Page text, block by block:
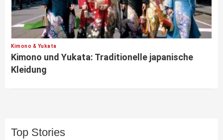
Kimono & Yukata
Kimono und Yukata: Traditionelle japanische
Kleidung
Top Stories